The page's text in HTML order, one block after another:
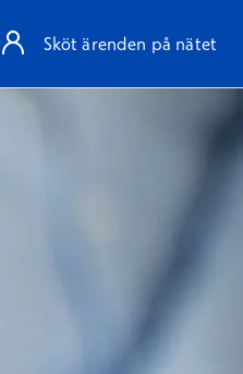
Sköt ärenden på nätet